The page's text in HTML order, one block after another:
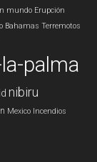
mundo Erupción
Bahamas Terremotos
palma
nibiru
Mexico Incendios